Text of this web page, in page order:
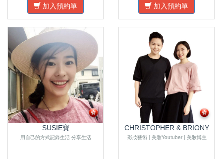
加入預約單 加入預約單
SUSIE寶
用自己的方式記錄生活 分享生活
CHRISTOPHER & BRIONY
彩妝藝術 | 美妝Youtuber | 美妝博主